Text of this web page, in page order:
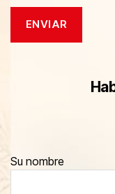
Su nombre